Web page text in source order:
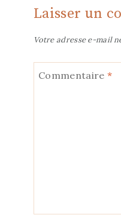
Laisser un
Votre adresse e-mail
Commentaire *